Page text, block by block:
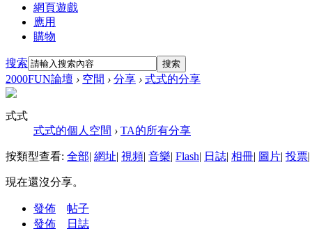
網頁遊戲
應用
購物
搜索 搜索
2000FUN論壇 › 空間 › 分享 › 式式的分享
式式
式式的個人空間 › TA的所有分享
按類型查看: 全部| 網址| 視頻| 音樂| Flash| 日誌| 相冊| 圖片| 投票|
現在還沒分享。
發佈
帖子
發佈
日誌